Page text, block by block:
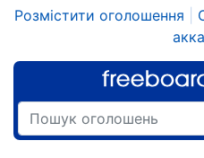
Розмістити оголошення